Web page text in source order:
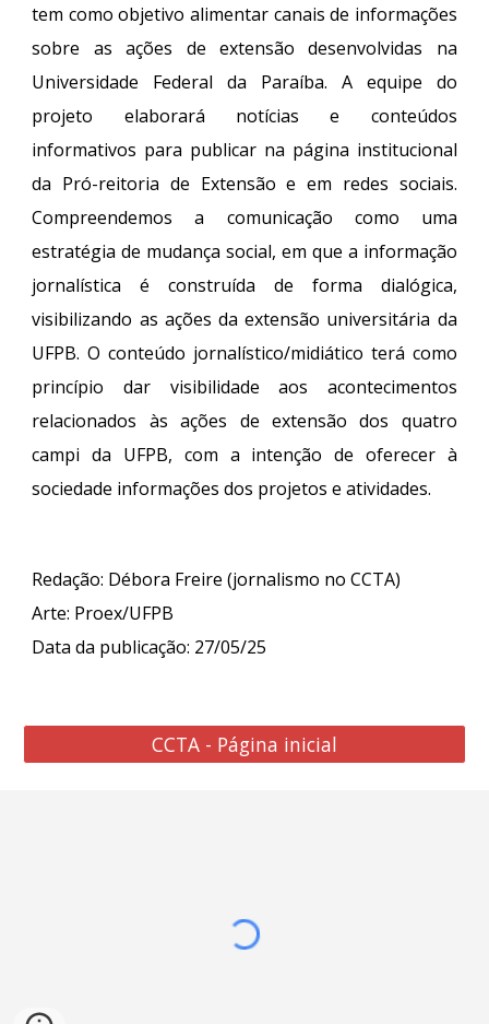
tem como objetivo alimentar canais de informações
sobre as ações de extensão desenvolvidas na
Universidade Federal da Paraíba. A equipe do
projeto elaborará notícias e conteúdos
informativos para publicar na página institucional
da Pró-reitoria de Extensão e em redes sociais.
Compreendemos a comunicação como uma
estratégia de mudança social, em que a informação
jornalística é construída de forma dialógica,
visibilizando as ações da extensão universitária da
UFPB. O conteúdo jornalístico/midiático terá como
princípio dar visibilidade aos acontecimentos
relacionados às ações de extensão dos quatro
campi da UFPB, com a intenção de oferecer à
sociedade informações dos projetos e atividades.
Redação: Débora Freire (jornalismo no CCTA)
Arte: Proex/UFPB
Data da publicação: 27/05/25
CCTA - Página inicial